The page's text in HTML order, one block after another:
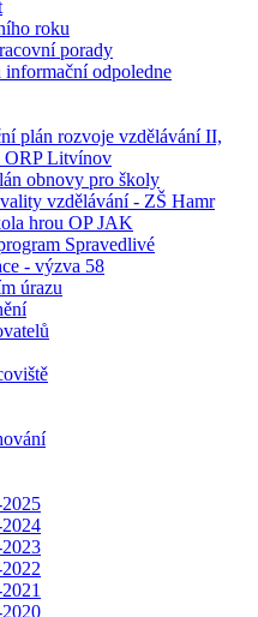
roku
porady
odpoledne
plán rozvoje vzdělávání II,
Litvínov
obnovy pro školy
vzdělávání - ZŠ Hamr
hrou OP JAK
Spravedlivé
- výzva 58
úrazu